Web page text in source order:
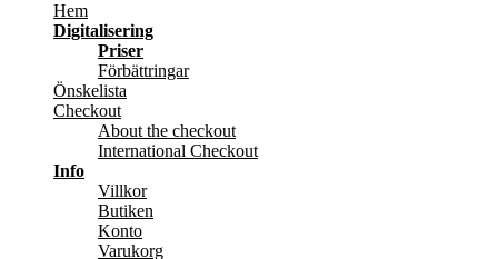
Hem
Digitalisering
Priser
Förbättringar
Önskelista
Checkout
About the checkout
International Checkout
Info
Villkor
Butiken
Konto
Varukorg